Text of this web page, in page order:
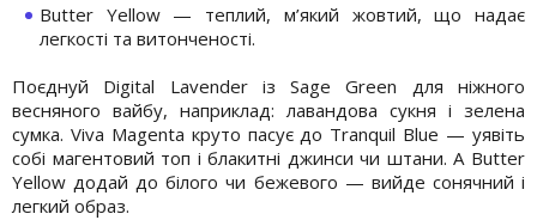
Butter Yellow — теплий, м’який жовтий, що надає
легкості та витонченості.
Поєднуй Digital Lavender із Sage Green для ніжного
весняного вайбу, наприклад: лавандова сукня і зелена
сумка. Viva Magenta круто пасує до Tranquil Blue — уявіть
собі магентовий топ і блакитні джинси чи штани. А Butter
Yellow додай до білого чи бежевого — вийде сонячний і
легкий образ.